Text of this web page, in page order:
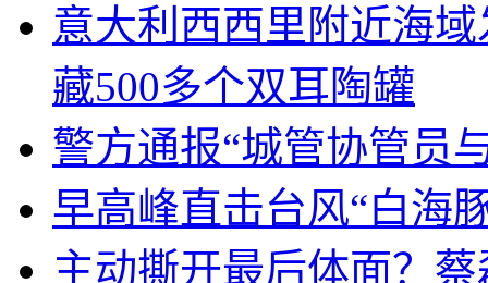
意大利西西里附近海
藏500多个双耳陶罐
警方通报“城管协管员
早高峰直击台风“白海
主动撕开最后体面？